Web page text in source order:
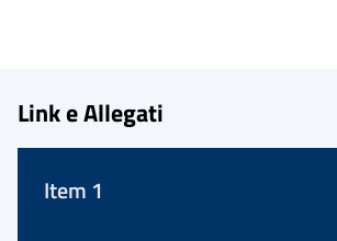
Link e Allegati
Item 1